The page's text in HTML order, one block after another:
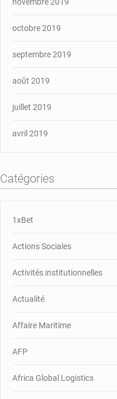
octobre 2019
septembre 2019
août 2019
juillet 2019
avril 2019
Catégories
1xBet
Actions Sociales
Activités institutionnelles
Actualité
Affaire Maritime
AFP
Africa Global Logistics